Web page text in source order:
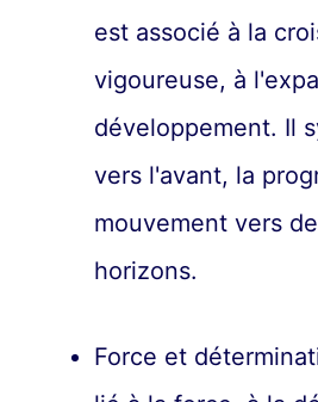
est associé à la
vigoureuse, à
développement. Il
vers l'avant, la
mouvement vers
horizons.
Force et